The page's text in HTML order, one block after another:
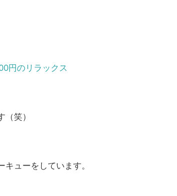
円のリラックス
（笑）
ューをしています。